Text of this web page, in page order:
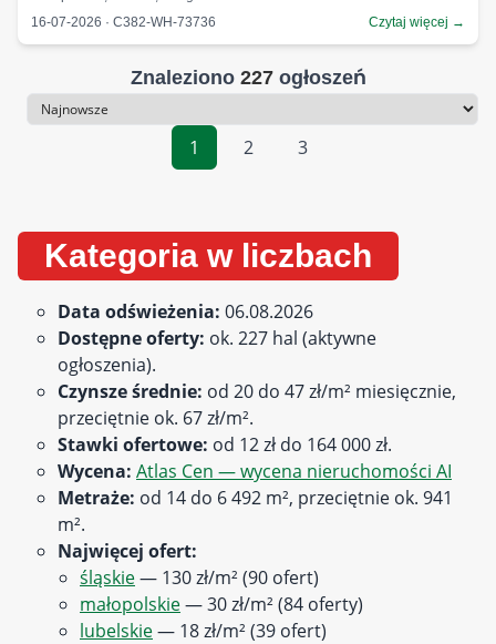
16-07-2026 · C382-WH-73736
Czytaj więcej →
Znaleziono 227ogłoszeń
Sortowanie
1
2 3
Kategoria w liczbach
Data odświeżenia: 06.08.2026
Dostępne oferty: ok. 227 hal (aktywne
ogłoszenia).
Czynsze średnie: od 20 do 47 zł/m² miesięcznie,
przeciętnie ok. 67 zł/m².
Stawki ofertowe: od 12 zł do 164 000 zł.
Wycena: Atlas Cen — wycena nieruchomości AI
Metraże: od 14 do 6 492 m², przeciętnie ok. 941
m².
Najwięcej ofert:
śląskie— 130 zł/m² (90 ofert)
małopolskie— 30 zł/m² (84 oferty)
lubelskie— 18 zł/m² (39 ofert)